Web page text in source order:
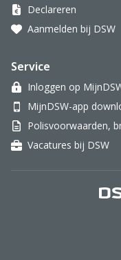
Declareren
Aanmelden bij DSW
Service
Inloggen op
MijnDSW-app
Polisvoorwaarden,
Vacatures bij DSW